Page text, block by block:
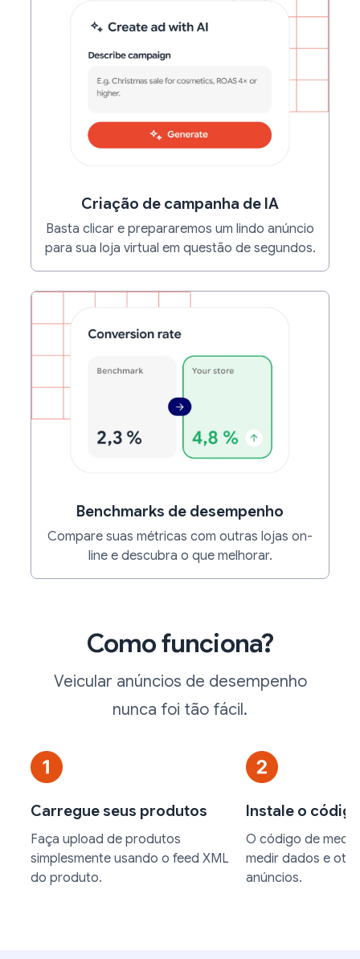
Criação de campanha de IA
Basta clicar e prepararemos um lindo anúncio
para sua loja virtual em questão de segundos.
Benchmarks de desempenho
Compare suas métricas com outras lojas on-
line e descubra o que melhorar.
Como funciona?
Veicular anúncios de desempenho
nunca foi tão fácil.
Carregue seus produtos
Faça upload de produtos
simplesmente usando o feed XML
do produto.
Instale o
O código de
medir dados e
anúncios.